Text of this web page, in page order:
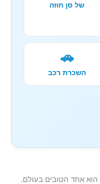
של סן חוזה
🚗
השכרת רכב
הוא אחד הטובים בעולם.